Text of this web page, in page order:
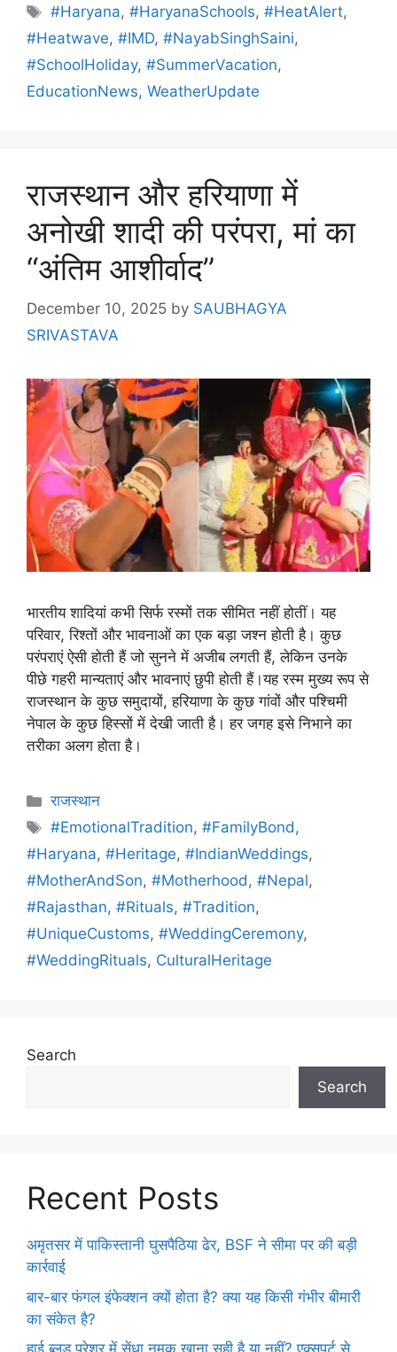
#Haryana,#HaryanaSchools,#HeatAlert,
#Heatwave, #IMD, #NayabSinghSaini,
#SchoolHoliday, #SummerVacation,
EducationNews, WeatherUpdate
राजस्थान और हरियाणा में
अनोखी शादी की परंपरा, मां का
“अंतिम आशीर्वाद”
December 10, 2025 by SAUBHAGYA
SRIVASTAVA
भारतीय शादियां कभी सिर्फ रस्मों तक सीमित नहीं होतीं। यह
परिवार, रिश्तों और भावनाओं का एक बड़ा जश्न होती है। कुछ
परंपराएं ऐसी होती हैं जो सुनने में अजीब लगती हैं, लेकिन उनके
पीछे गहरी मान्यताएं और भावनाएं छुपी होती हैं।यह रस्म मुख्य रूप से
राजस्थान के कुछ समुदायों, हरियाणा के कुछ गांवों और पश्चिमी
नेपाल के कुछ हिस्सों में देखी जाती है। हर जगह इसे निभाने का
तरीका अलग होता है।
राजस्थान
#EmotionalTradition,#FamilyBond,
#Haryana, #Heritage, #IndianWeddings,
#MotherAndSon, #Motherhood, #Nepal,
#Rajasthan, #Rituals, #Tradition,
#UniqueCustoms, #WeddingCeremony,
#WeddingRituals, CulturalHeritage
Search
Search
Recent Posts
अमृतसर में पाकिस्तानी घुसपैठिया ढेर, BSF ने सीमा पर की बड़ी
कार्रवाई
बार-बार फंगल इंफेक्शन क्यों होता है? क्या यह किसी गंभीर बीमारी
का संकेत है?